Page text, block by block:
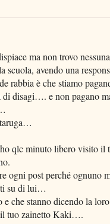
ma non trovo
avendo una
rabbia è che stiamo
di disagi…. e non pagano
qlc minuto libero visito il
ogni post perché ognuno
su di lui…
che stanno dicendo la
tuo zainetto Kaki….